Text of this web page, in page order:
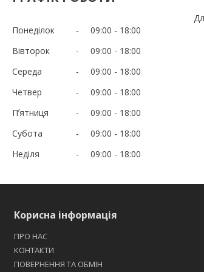
Понеділок 09:00
18:00
Вівторок
09:00
18:00
Середа
09:00
18:00
Четвер
09:00
18:00
Пʼятниця
09:00
18:00
Субота
09:00
18:00
Неділя
09:00 18:00
Корисна інформація
ПРО НАС
КОНТАКТИ
ПОВЕРНЕННЯ ТА ОБМІН